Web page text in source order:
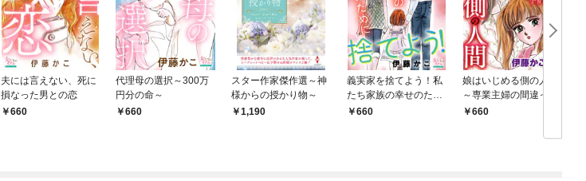
夫には言えない、死に
損なった男との恋
660
代理母の選択～300万
円分の命～
660
スター作家傑作選～神
様からの授かり物～
1,190
義実家を捨てよう！私
たち家族の幸せのため
に660
娘はいじめる側の人間
～専業主婦の間違った
子育て～
660